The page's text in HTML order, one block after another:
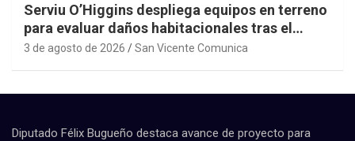
Serviu O’Higgins despliega equipos en terreno
para evaluar daños habitacionales tras el
Sistema Frontal
3 de agosto de 2026 San Vicente Comunica
Diputado Félix Bugueño destaca avance de proyecto para